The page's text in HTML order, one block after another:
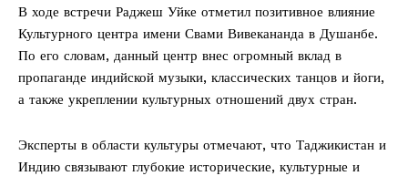
В ходе встречи Раджеш Уйке отметил позитивное влияние
Культурного центра имени Свами Вивекананда в Душанбе.
По его словам, данный центр внес огромный вклад в
пропаганде индийской музыки, классических танцов и йоги,
а также укреплении культурных отношений двух стран.
Эксперты в области культуры отмечают, что Таджикистан и
Индию связывают глубокие исторические, культурные и